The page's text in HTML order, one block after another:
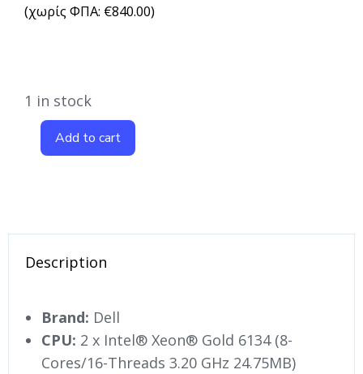
(χωρίς ΦΠΑ: €840.00)
1 in stock
Add to cart
Description
Brand: Dell
CPU: 2 x Intel® Xeon® Gold 6134 (8-
Cores/16-Threads 3.20 GHz 24.75MB)